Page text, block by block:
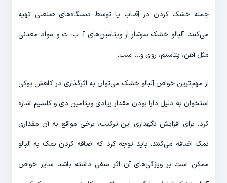
جمله خشک کردن در آفتاب یا توسط دستگاه‌های صنعتی تهیه
می‌کنند. آلبالو خشک سرشار از ویتامین‌های آ، ب، ث و مواد معدنی
مثل آهن، پتاسیم، روی و… است.
از مهم‌ترین خواص آلبالو خشک می‌توان به اثرگذاری در کاهش پوکی
استخوان به دلیل دارا بودن مقدار زیادی ویتامین دی و کلسیم اشاره
کرد. برای افزایش نگهداری این ترکیب، برخی مواقع به آن مقداری
نمک اضافه می‌کنند. باید توجه کرد که اضافه کردن نمک به آلبالو
ممکن است بر ویژگی‌های آن اثر منفی داشته باشد. سایر خواص